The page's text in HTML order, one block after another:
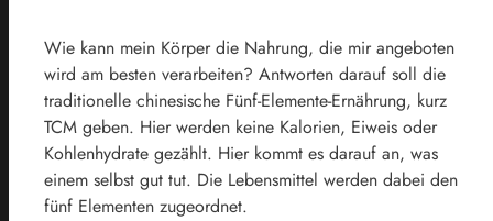
Wie kann mein Körper die Nahrung, die mir angeboten
wird am besten verarbeiten? Antworten darauf soll die
traditionelle chinesische Fünf-Elemente-Ernährung, kurz
TCM geben. Hier werden keine Kalorien, Eiweis oder
Kohlenhydrate gezählt. Hier kommt es darauf an, was
einem selbst gut tut. Die Lebensmittel werden dabei den
fünf Elementen zugeordnet.